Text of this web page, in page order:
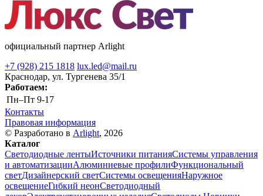
официальный партнер Arlight
+7 (928) 215 1818 lux.led@mail.ru
Краснодар, ул. Тургенева 35/1
Работаем:
Пн–Пт 9-17
Контакты
Правовая информация
© Разработано в Arlight, 2026
Каталог
Светодиодные лентыИсточники питанияСистемы управления
и автоматизацииАлюминиевые профилиФункциональный
светДизайнерский светСистемы освещенияНаружное
освещениеГибкий неонСветодиодный